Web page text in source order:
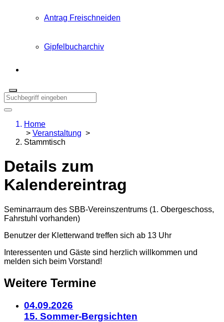
Antrag Freischneiden
Gipfelbucharchiv
Home
> Veranstaltung >
Stammtisch
Details zum
Kalendereintrag
Seminarraum des SBB-Vereinszentrums (1. Obergeschoss,
Fahrstuhl vorhanden)
Benutzer der Kletterwand treffen sich ab 13 Uhr
Interessenten und Gäste sind herzlich willkommen und
melden sich beim Vorstand!
Weitere Termine
04.09.2026
15. Sommer-Bergsichten